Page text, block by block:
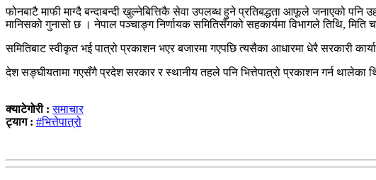
फोनबाटै माफी माग्दै बन्दाबन्दी खुल्नेबित्तिकै सेवा उपलब्ध हुने प्रतिबद्धता आफूले जनाएको
मानिसको गुनासो छ । नेपाल पञ्चाङ्ग निर्णायक समितिसँगको सहकार्यमा विभागले तिथि,
समितिबाट स्वीकृत भई पात्रो प्रकाशन भएर बजारमा गएपछि त्यसैका आधारमा धेरै सरकारी
देश सङ्घीयतामा गएसँगै प्रदेश सरकार र स्थानीय तहले पनि भित्तेपात्रो प्रकाशन गर्न थालेका
क्याटेगोरी :समाचार
ट्याग : #भित्तेपात्रो